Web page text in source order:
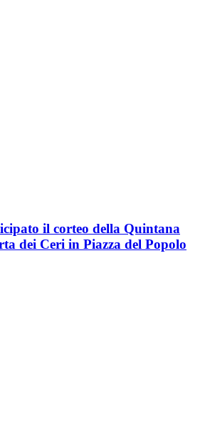
il corteo della Quintana
dei Ceri in Piazza del Popolo